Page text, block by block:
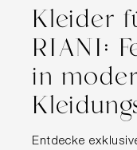
Kleider
RIANI:
in
Entdecke